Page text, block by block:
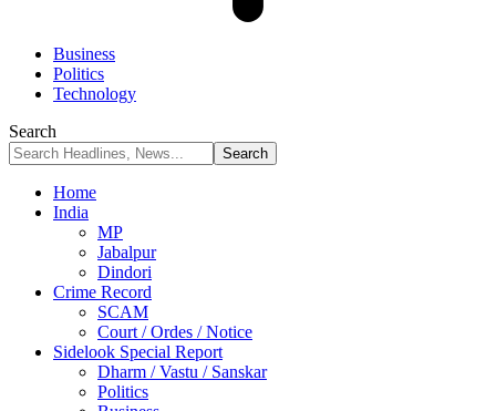
Business
Politics
Technology
Search
Home
India
MP
Jabalpur
Dindori
Crime Record
SCAM
Court / Ordes / Notice
Sidelook Special Report
Dharm / Vastu / Sanskar
Politics